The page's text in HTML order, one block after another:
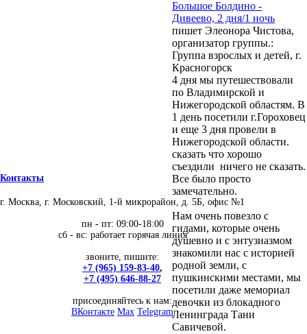
Большое Болдино -
Дивеево, 2 дня/1 ночь
пишет Элеонора Чистова,
организатор группы.:
Группа взрослых и детей, г.
Красногорск
4 дня мы путешествовали
по Владимирской и
Нижегородской областям. В
1 день посетили г.Гороховец
и еще 3 дня провели в
Нижегородской области.
сказать что хорошо
съездили ничего не сказать.
Все было просто
замечательно.
Нам очень повезло с
гидами, которые очень
душевно и с энтузиазмом
знакомили нас с историей
родной земли, с
пушкинскими местами, мы
посетили даже мемориал
девочки из блокадного
Ленинграда Тани
Савичевой.
Контакты
г. Москва, г. Московский, 1-й микрорайон, д. 5Б, офис №1
пн - пт: 09:00-18:00
сб - вс: работает горячая линия
звоните, пишите:
+7 (965) 159-83-40,
+7 (495) 646-88-27
присоединяйтесь к нам:
ВКонтакте Max Telegram